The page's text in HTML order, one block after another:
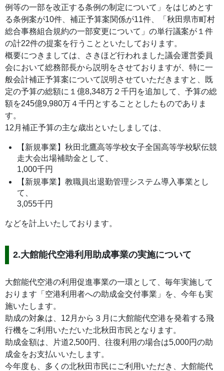
例等の一部を改正する条例の制定について」をはじめとす
る条例案が10件、補正予算案関係が11件、「秋田県市町村
総合事務組合規約の一部変更について」の単行議案が１件
の計22件の提案を行うことといたしております。
概要につきましては、さきほど行われました議会運営委員
会において総務部長から説明をさせておりますが、特に一
般会計補正予算案について説明させていただきますと、既
定の予算の総額に１億8,348万２千円を追加して、予算の総
額を245億9,980万４千円とすることとしたものでありま
す。
12月補正予算の主な歳出といたしましては、
【新規事業】秋田北鷹高等学校女子全国高等学校駅伝競
走大会出場補助金として、
1,000千円
【新規事業】教職員出退勤管理システム導入事業とし
て、
3,055千円
などを計上いたしております。
2.大館能代空港利用助成事業の実施について
大館能代空港の利用促進事業の一環として、毎年実施して
おります「空港利用者への助成金交付事業」を、今年も実
施いたします。
助成の対象は、12月から３月に大館能代空港を発着する飛
行機をご利用いただいた北秋田市民となります。
助成金額は、片道2,500円、往復利用の場合は5,000円の助
成金をお支払いいたします。
今年度も、多くの北秋田市民にご利用いただき、大館能代